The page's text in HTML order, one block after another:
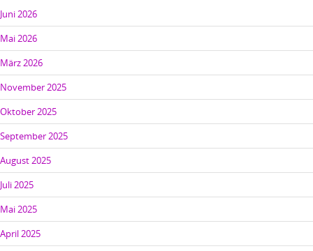
Juni 2026
Mai 2026
März 2026
November 2025
Oktober 2025
September 2025
August 2025
Juli 2025
Mai 2025
April 2025